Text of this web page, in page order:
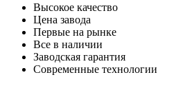
Высокое качество
Цена завода
Первые на рынке
Все в наличии
Заводская гарантия
Современные технологии